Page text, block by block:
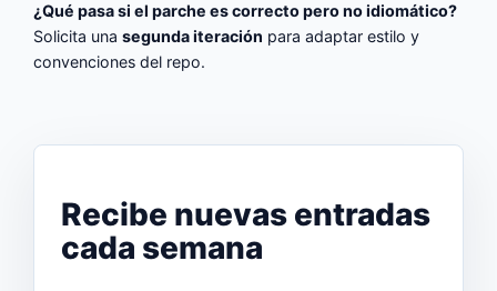
¿Qué pasa si el parche es correcto pero no idiomático?
Solicita unasegunda iteración para adaptar estilo y
convenciones del repo.
Recibe nuevas entradas
cada semana